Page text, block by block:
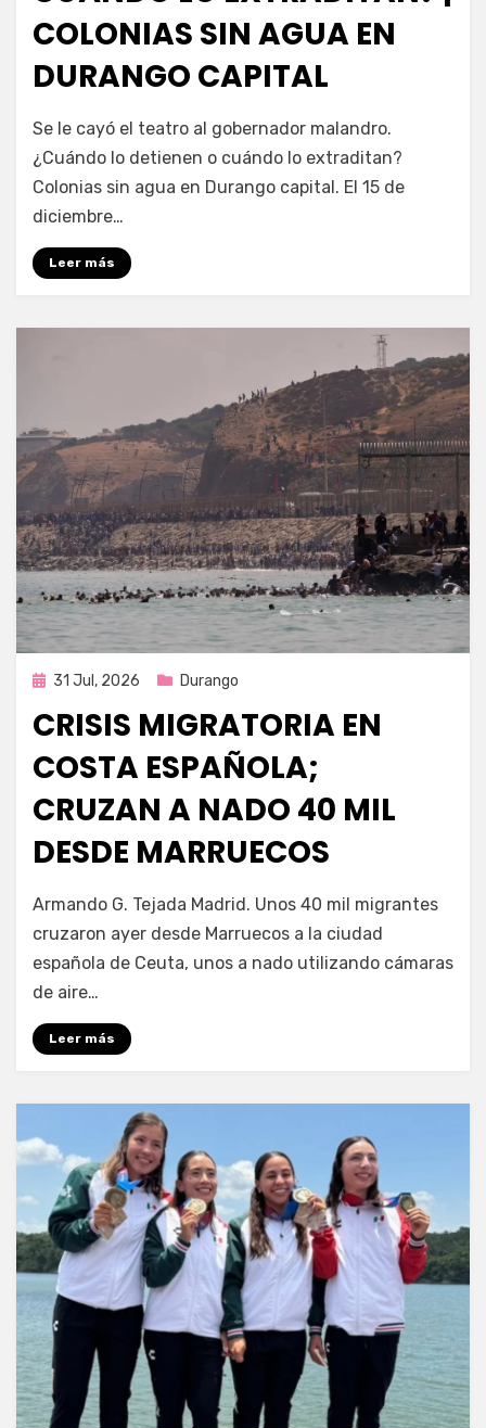
COLONIAS SIN AGUA EN
DURANGO CAPITAL
por Fernando Miranda Servín
Se le cayó el teatro al gobernador malandro.
¿Cuándo lo detienen o cuándo lo extraditan?
Colonias sin agua en Durango capital. El 15 de
diciembre…
Leer más
Publicada
31 Jul, 2026 Durango
CRISIS MIGRATORIA EN
COSTA ESPAÑOLA;
CRUZAN A NADO 40 MIL
DESDE MARRUECOS
Fernando Miranda Servín
Armando G. Tejada Madrid. Unos 40 mil migrantes
cruzaron ayer desde Marruecos a la ciudad
española de Ceuta, unos a nado utilizando cámaras
de aire…
Leer más